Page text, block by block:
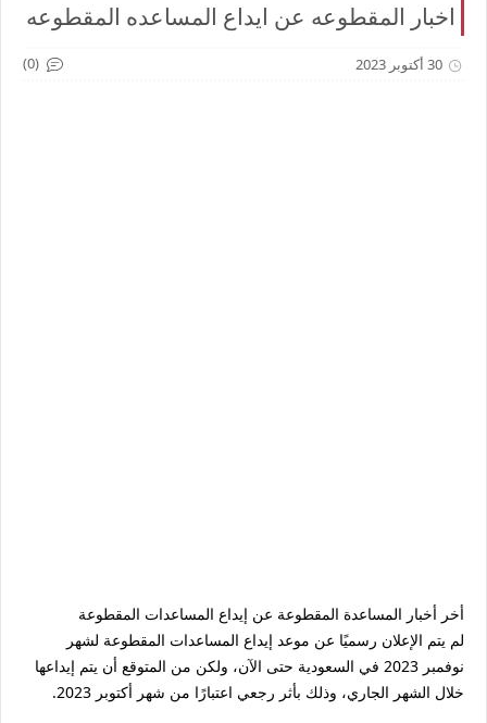
اخبار المقطوعه عن ايداع المساعده المقطوعه
30 أكتوبر 2023 (0)
أخر أخبار المساعدة المقطوعة عن إيداع المساعدات المقطوعة
لم يتم الإعلان رسميًا عن موعد إيداع المساعدات المقطوعة لشهر
نوفمبر 2023 في السعودية حتى الآن، ولكن من المتوقع أن يتم إيداعها
خلال الشهر الجاري، وذلك بأثر رجعي اعتبارًا من شهر أكتوبر 2023.